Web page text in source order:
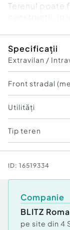
Terenul poate
constructii, in
Pentru o
Cod ofertă / ID
Id intern:
Specificații
Extravilan /
Front stradal
Utilități
Tip teren
ID: 16519334
Companie
BLITZ
pe site din 4